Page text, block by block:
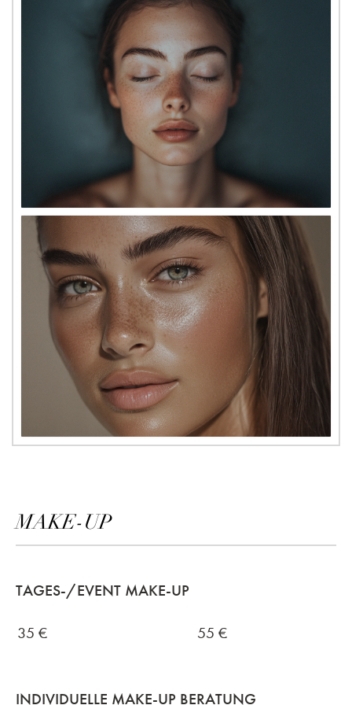
MAKE-UP
TAGES-/EVENT MAKE-UP
35 € 55 €
INDIVIDUELLE MAKE-UP BERATUNG